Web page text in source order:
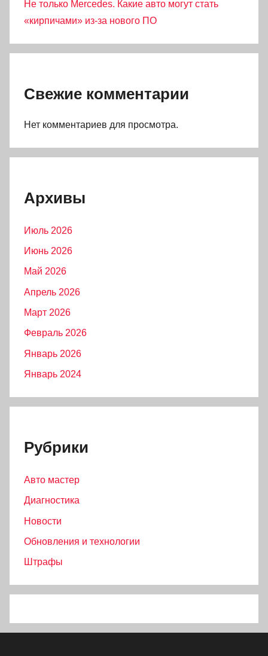
Не только Mercedes. Какие авто могут стать
«кирпичами» из-за нового ПО
Свежие комментарии
Нет комментариев для просмотра.
Архивы
Июль 2026
Июнь 2026
Май 2026
Апрель 2026
Март 2026
Февраль 2026
Январь 2026
Январь 2024
Рубрики
Авто мастер
Диагностика
Новости
Обновления и технологии
Штрафы